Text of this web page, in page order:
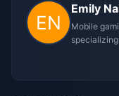
Emily
Mobile